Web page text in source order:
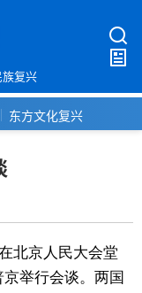
族复兴
东方文化复兴
北京人民大会堂
举行会谈。两国